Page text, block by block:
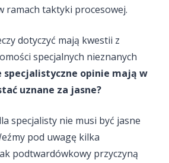
ramach taktyki procesowej.
dotyczyć mają kwestii z
specjalnych nieznanych
specjalistyczne opinie mają w
uznane za jasne?
specjalisty nie musi być jasne
pod uwagę kilka
podtwardówkowy przyczyną